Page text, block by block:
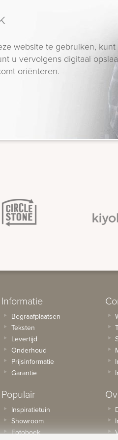
website te gebruiken,
u vervolgens digitaal
oriënteren.
Informatie
Begraafplaatsen
Teksten
Levertijd
Onderhoud
Prijsinformatie
Garantie
Populair
Inspiratietuin
Showroom
Fotoboek